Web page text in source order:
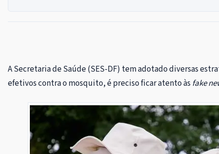
A Secretaria de Saúde (SES-DF) tem adotado diversas
efetivos contra o mosquito, é preciso ficar atento às fake